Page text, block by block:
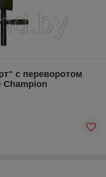
с переворотом
Champion